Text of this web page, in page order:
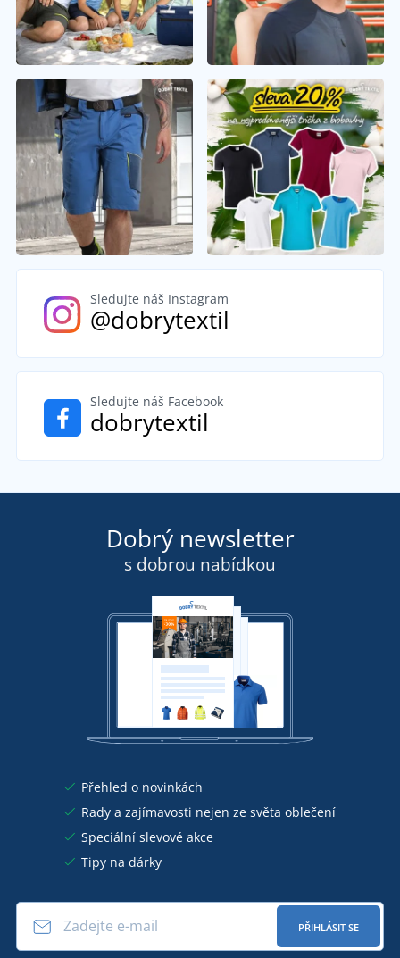
Sledujte náš Instagram
@dobrytextil
Sledujte náš Facebook
dobrytextil
Dobrý newsletter
s dobrou nabídkou
Přehled o novinkách
Rady a zajímavosti nejen ze světa oblečení
Speciální slevové akce
Tipy na dárky
PŘIHLÁSIT SE